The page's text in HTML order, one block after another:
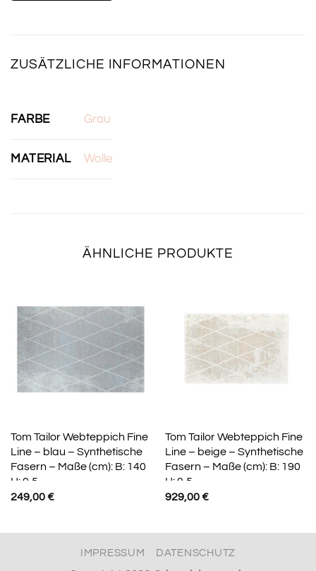
ZUSÄTZLICHE INFORMATIONEN
FARBE Grau
MATERIAL Wolle
ÄHNLICHE PRODUKTE
Tom Tailor Webteppich Fine
Line – blau – Synthetische
Fasern – Maße (cm): B: 140
H: 0,5
249,00€
Tom Tailor Webteppich Fine
Line – beige – Synthetische
Fasern – Maße (cm): B: 190
H: 0,5
929,00€
IMPRESSUM DATENSCHUTZ